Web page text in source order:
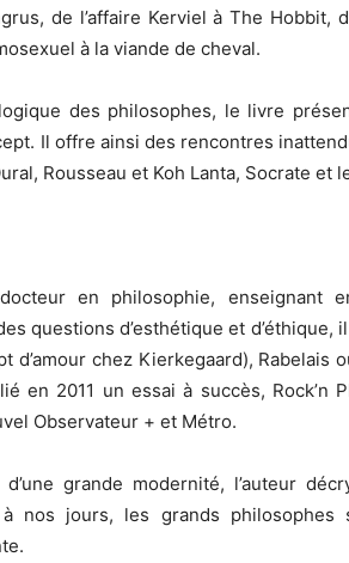
de l’affaire Kerviel à The Hobbit,
à la viande de cheval.
des philosophes, le livre
Il offre ainsi des rencontres
Rousseau et Koh Lanta, Socrate et
en philosophie, enseignant
questions d’esthétique et d’éthique,
d’amour chez Kierkegaard), Rabelais
en 2011 un essai à succès, Rock’n
Observateur + et Métro.
grande modernité, l’auteur
à nos jours, les grands